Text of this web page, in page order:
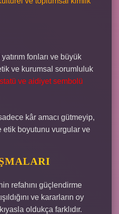
fonları ve büyük
ve kurumsal sorumluluk
ve aidiyet sembolü
kâr amacı gütmeyip,
etik boyutunu vurgular ve
refahını güçlendirme
ve kararların oy
oldukça farklıdır.